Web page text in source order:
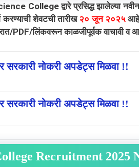
द्वारे प्रसिद्ध झालेल्या नवीन
शेवटची तारीख२० जून २०२५आहे.
PDF/लिंकवरून काळजीपूर्वक वाचावी व
सरकारी नोकरी अपडेट्स मिळवा !!
सरकारी नोकरी अपडेट्स मिळवा !!
Recruitment 2025